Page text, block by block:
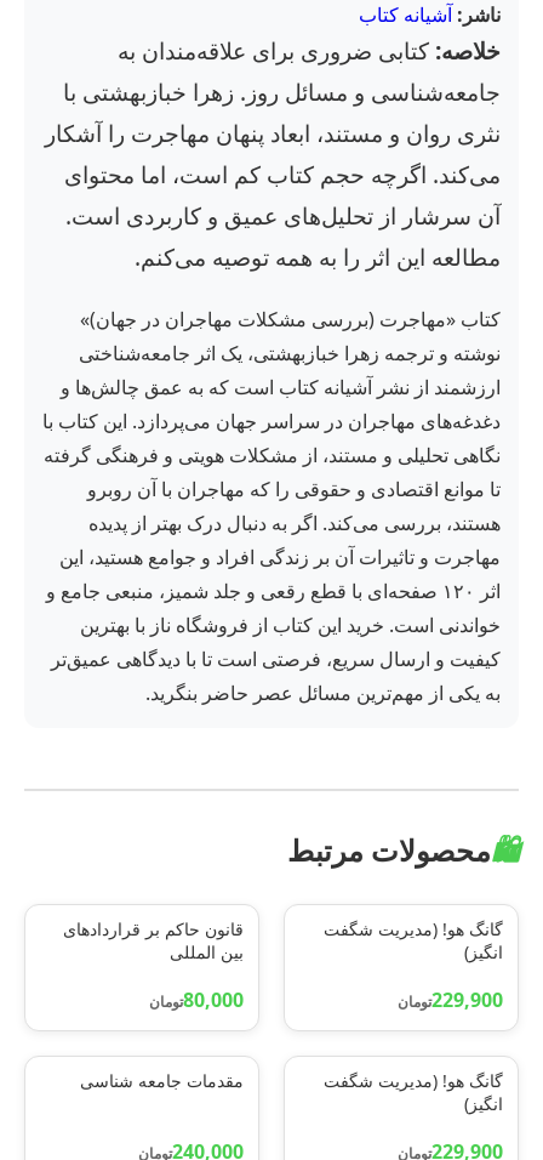
ناشر: آشیانه کتاب
خلاصه: کتابی ضروری برای علاقه‌مندان به
جامعه‌شناسی و مسائل روز. زهرا خبازبهشتی با
نثری روان و مستند، ابعاد پنهان مهاجرت را آشکار
می‌کند. اگرچه حجم کتاب کم است، اما محتوای
آن سرشار از تحلیل‌های عمیق و کاربردی است.
مطالعه این اثر را به همه توصیه می‌کنم.
کتاب «مهاجرت (بررسی مشکلات مهاجران در جهان)»
نوشته و ترجمه زهرا خبازبهشتی، یک اثر جامعه‌شناختی
ارزشمند از نشر آشیانه کتاب است که به عمق چالش‌ها و
دغدغه‌های مهاجران در سراسر جهان می‌پردازد. این کتاب با
نگاهی تحلیلی و مستند، از مشکلات هویتی و فرهنگی گرفته
تا موانع اقتصادی و حقوقی را که مهاجران با آن روبرو
هستند، بررسی می‌کند. اگر به دنبال درک بهتر از پدیده
مهاجرت و تاثیرات آن بر زندگی افراد و جوامع هستید، این
اثر ۱۲۰ صفحه‌ای با قطع رقعی و جلد شمیز، منبعی جامع و
خواندنی است. خرید این کتاب از فروشگاه ناز با بهترین
کیفیت و ارسال سریع، فرصتی است تا با دیدگاهی عمیق‌تر
به یکی از مهم‌ترین مسائل عصر حاضر بنگرید.
🛍️محصولات مرتبط
گانگ هو! (مدیریت شگفت
انگیز)
229,900تومان
قانون حاکم بر قراردادهای
بین المللی
80,000تومان
گانگ هو! (مدیریت شگفت
انگیز)
229,900تومان
مقدمات جامعه شناسی
240,000تومان